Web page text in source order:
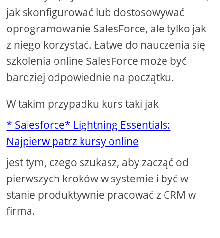
jak skonfigurować lub dostosowywać
oprogramowanie SalesForce, ale tylko jak
z niego korzystać. Łatwe do nauczenia się
szkolenia online SalesForce może być
bardziej odpowiednie na początku.
W takim przypadku kurs taki jak
* Salesforce* Lightning Essentials:
Najpierw patrz kursy online
jest tym, czego szukasz, aby zacząć od
pierwszych kroków w systemie i być w
stanie produktywnie pracować z CRM w
firma.